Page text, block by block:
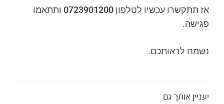
אז תתקשרו עכשיו לטלפון 0723901200 ותתאמו
פגישה.
נשמח לראותכם.
יעניין אותך גם